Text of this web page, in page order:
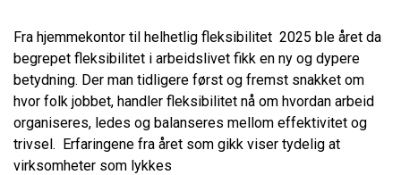
Fra hjemmekontor til helhetlig fleksibilitet 2025 ble året da
begrepet fleksibilitet i arbeidslivet fikk en ny og dypere
betydning. Der man tidligere først og fremst snakket om
hvor folk jobbet, handler fleksibilitet nå om hvordan arbeid
organiseres, ledes og balanseres mellom effektivitet og
trivsel. Erfaringene fra året som gikk viser tydelig at
virksomheter som lykkes